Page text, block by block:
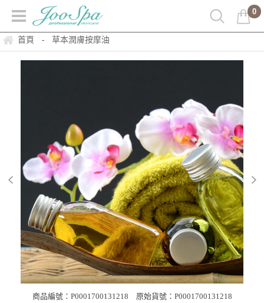
0
首頁 - 草本潤膚按摩油
商品編號：P0001700131218 原始貨號：P0001700131218